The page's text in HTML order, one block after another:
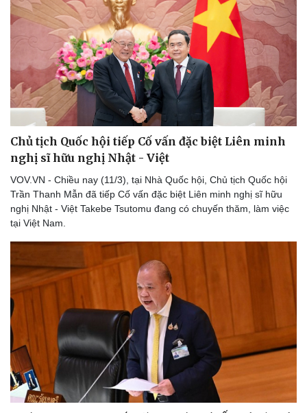
Chủ tịch Quốc hội tiếp Cố vấn đặc biệt Liên minh
nghị sĩ hữu nghị Nhật - Việt
VOV.VN - Chiều nay (11/3), tại Nhà Quốc hội, Chủ tịch Quốc hội
Trần Thanh Mẫn đã tiếp Cố vấn đặc biệt Liên minh nghị sĩ hữu
nghị Nhật - Việt Takebe Tsutomu đang có chuyến thăm, làm việc
tại Việt Nam.